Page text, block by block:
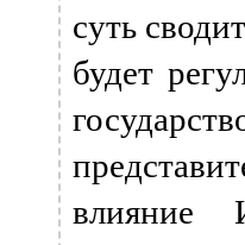
суть
будет
влияние